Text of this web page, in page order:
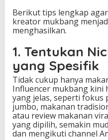
Berikut tips lengkap
kreator mukbang
menghasilkan.
1. Tentukan
yang Spesifik
Tidak cukup hanya
Influencer mukbang kini
yang jelas, seperti fokus
jumbo, makanan
atau review makanan
yang dipilih, semakin
dan mengikuti channel